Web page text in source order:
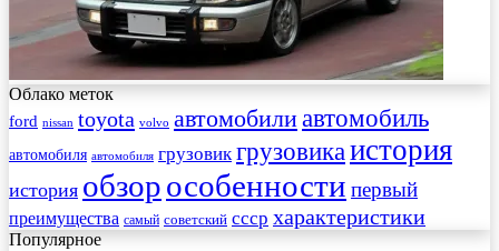
Облако меток
ford nissan toyota volvo автомобилиавтомобиль
автомобиля автомобиля грузовик грузовикаистория
история обзорособенности первый
преимущества самый советский ссср характеристики
Популярное